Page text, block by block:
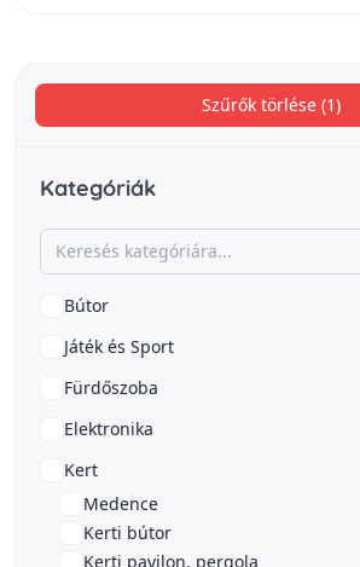
Szűrők törlése (1)
Kategóriák
Bútor
Játék és Sport
Fürdőszoba
Elektronika
Kert
Medence
Kerti bútor
Kerti pavilon, pergola